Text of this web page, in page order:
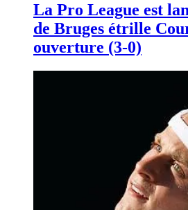
La Pro League est
de Bruges étrille
ouverture (3-0)